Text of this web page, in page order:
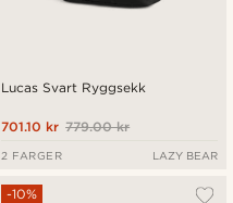
Lucas Svart Ryggsekk
779.00 kr
701.10 kr
2 FARGER LAZY BEAR
-10%